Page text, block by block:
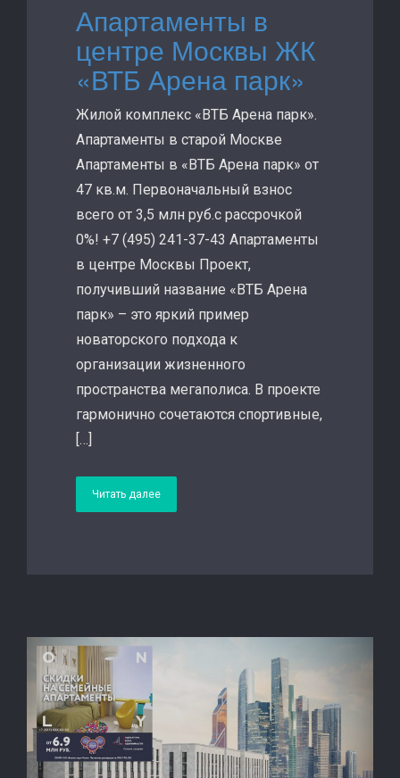
Апартаменты в
центре Москвы ЖК
«ВТБ Арена парк»
Жилой комплекс «ВТБ Арена парк».
Апартаменты в старой Москве
Апартаменты в «ВТБ Арена парк» от
47 кв.м. Первоначальный взнос
всего от 3,5 млн руб.с рассрочкой
0%! +7 (495) 241-37-43 Апартаменты
в центре Москвы Проект,
получивший название «ВТБ Арена
парк» – это яркий пример
новаторского подхода к
организации жизненного
пространства мегаполиса. В проекте
гармонично сочетаются спортивные,
[…]
Читать далее